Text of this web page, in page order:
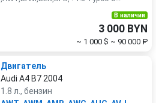
В наличии
3 000 BYN
~ 1 000 $ ~ 90 000 ₽
Двигатель
Audi A4 B7 2004
1.8 л., бензин